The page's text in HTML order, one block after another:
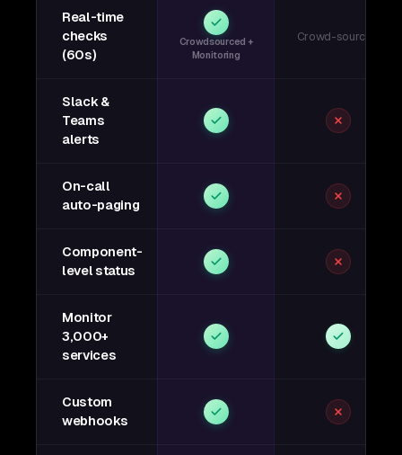
Real-time
checks
(60s)
Crowdsourced +
Monitoring
Crowd-sourced
Slack &
Teams
alerts
On-call
auto-paging
Component-
level status
Monitor
3,000+
services
Custom
webhooks